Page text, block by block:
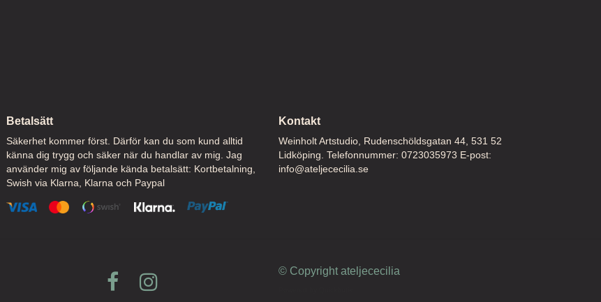
Betalsätt
Säkerhet kommer först. Därför kan du som kund alltid
känna dig trygg och säker när du handlar av mig. Jag
använder mig av följande kända betalsätt: Kortbetalning,
Swish via Klarna, Klarna och Paypal
Kontakt
Weinholt Artstudio, Rudenschöldsgatan 44, 531 52
Lidköping. Telefonnummer: 0723035973 E-post:
info@ateljececilia.se
© Copyright ateljececilia